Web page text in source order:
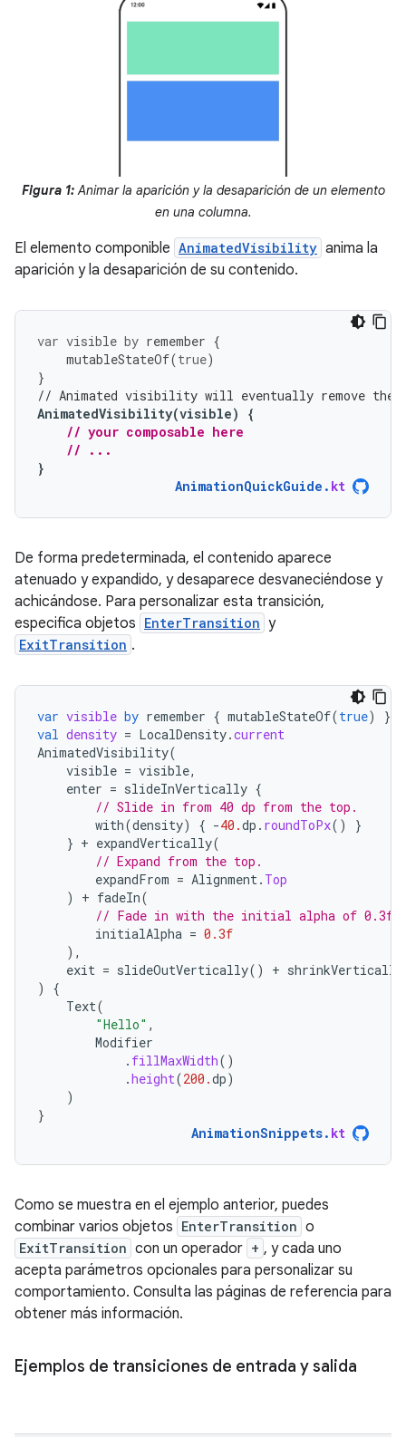
Figura 1:Animar la aparición y la desaparición de un elemento
en una columna.
El elemento componible AnimatedVisibility anima la
aparición y la desaparición de su contenido.
var visible by remember {
mutableStateOf(true)
}
// Animated visibility will eventually remove the
AnimatedVisibility(visible)
{
// your composable here
// ...
}
AnimationQuickGuide . kt
De forma predeterminada, el contenido aparece
atenuado y expandido, y desaparece desvaneciéndose y
achicándose. Para personalizar esta transición,
especifica objetos EnterTransition y
ExitTransition .
var visible by remember { mutableStateOf(true)
}
val density = LocalDensity.current
AnimatedVisibility(
visible = visible,
enter = slideInVertically {
// Slide in from 40 dp from the top.
with(density) { -40.dp . roundToPx()
}
} + expandVertically(
// Expand from the top.
expandFrom = Alignment. Top
)
+ fadeIn(
// Fade in with the initial alpha of 0.3f.
initialAlpha = 0.3f
),
exit = slideOutVertically() + shrinkVertically
)
{
Text(
"Hello" ,
Modifier
. fillMaxWidth()
.height(200.dp)
)
}
AnimationSnippets. kt
Como se muestra en el ejemplo anterior, puedes
combinar varios objetos EnterTransition o
ExitTransition con un operador + , y cada uno
acepta parámetros opcionales para personalizar su
comportamiento. Consulta las páginas de referencia para
obtener más información.
Ejemplos de transiciones de entrada y salida